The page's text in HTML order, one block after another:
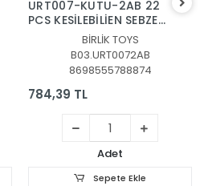
URT007-KUTU-2AB 22
PCS KESİLEBİLİEN SEBZE
MEYVELERBİRLİK TOYS
B03.URT0072AB
8698555788874
784,39 TL
Adet
Sepete Ekle